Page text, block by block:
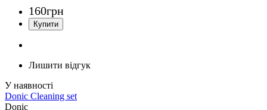
160грн
Лишити відгук
Donic Cleaning set
Donic